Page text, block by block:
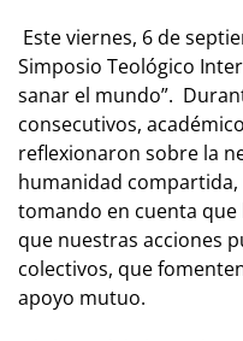
Este viernes, 6 de
Simposio Teológico
sanar el mundo”.
consecutivos,
reflexionaron sobre la
humanidad compartida,
tomando en cuenta
que nuestras acciones
colectivos, que
apoyo mutuo.